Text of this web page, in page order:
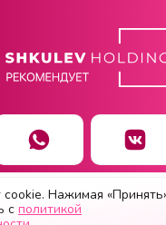
Чат заботы
cookie. Нажимая
с политикой